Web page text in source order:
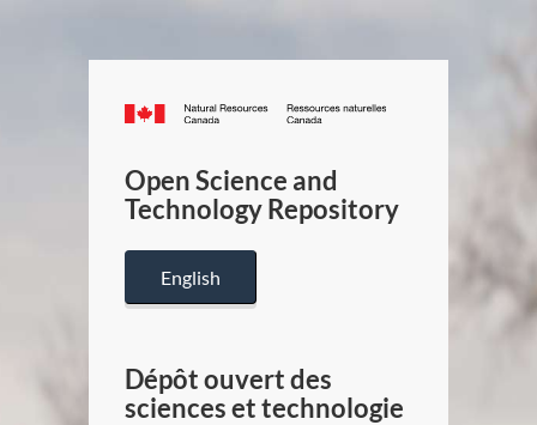
Canada.ca
/
Canada
Open Science and
Technology Repository
English
Dépôt ouvert des
sciences et technologie